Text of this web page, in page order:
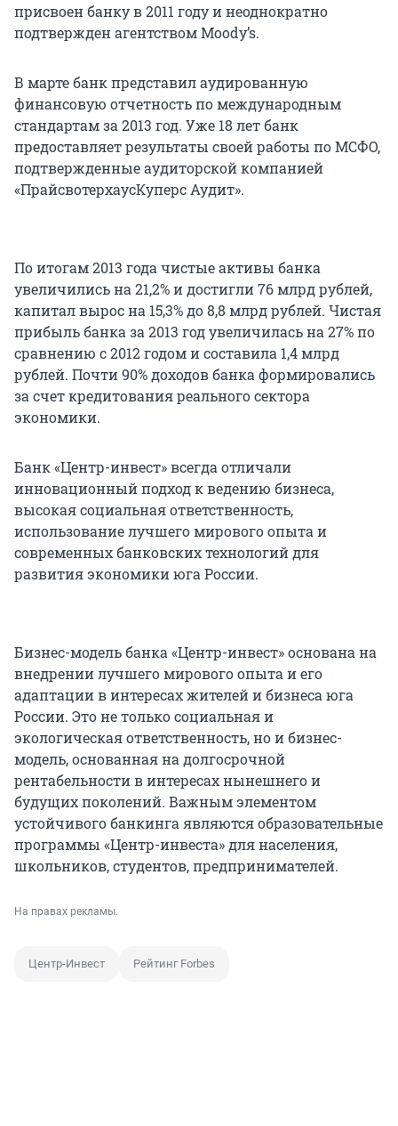
присвоен банку в 2011 году и неоднократно
подтвержден агентством Moody’s.
В марте банк представил аудированную
финансовую отчетность по международным
стандартам за 2013 год. Уже 18 лет банк
предоставляет результаты своей работы по МСФО,
подтвержденные аудиторской компанией
«ПрайсвотерхаусКуперс Аудит».
По итогам 2013 года чистые активы банка
увеличились на 21,2% и достигли 76 млрд рублей,
капитал вырос на 15,3% до 8,8 млрд рублей. Чистая
прибыль банка за 2013 год увеличилась на 27% по
сравнению с 2012 годом и составила 1,4 млрд
рублей. Почти 90% доходов банка формировались
за счет кредитования реального сектора
экономики.
Банк «Центр-инвест» всегда отличали
инновационный подход к ведению бизнеса,
высокая социальная ответственность,
использование лучшего мирового опыта и
современных банковских технологий для
развития экономики юга России.
Бизнес-модель банка «Центр-инвест» основана на
внедрении лучшего мирового опыта и его
адаптации в интересах жителей и бизнеса юга
России. Это не только социальная и
экологическая ответственность, но и бизнес-
модель, основанная на долгосрочной
рентабельности в интересах нынешнего и
будущих поколений. Важным элементом
устойчивого банкинга являются образовательные
программы «Центр-инвеста» для населения,
школьников, студентов, предпринимателей.
На правах рекламы.
Центр-Инвест Рейтинг Forbes